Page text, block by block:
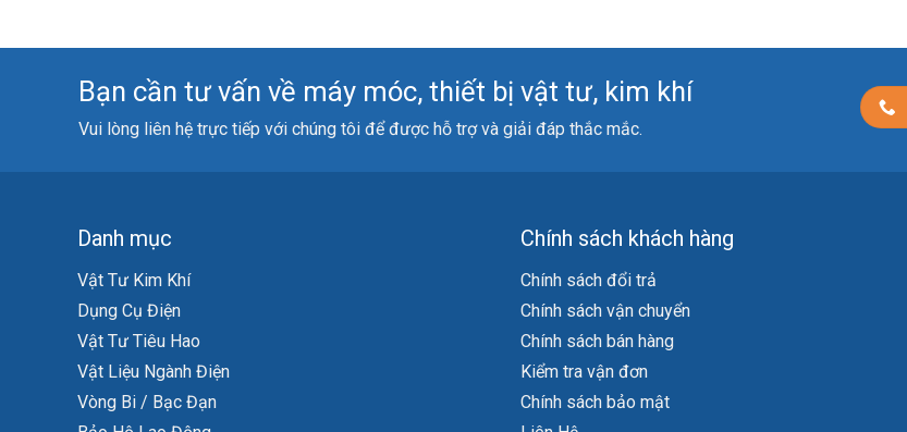
Bạn cần tư vấn về máy móc, thiết bị vật tư, kim khí
Vui lòng liên hệ trực tiếp với chúng tôi để được hỗ trợ và giải đáp thắc mắc.
Danh mục
Vật Tư Kim Khí
Dụng Cụ Điện
Vật Tư Tiêu Hao
Vật Liệu Ngành Điện
Vòng Bi / Bạc Đạn
Chính sách khách hàng
Chính sách đổi trả
Chính sách vận chuyển
Chính sách bán hàng
Kiểm tra vận đơn
Chính sách bảo mật